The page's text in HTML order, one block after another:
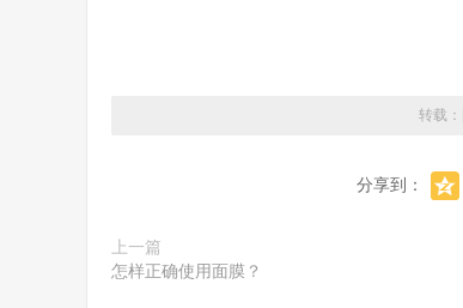
转载：
分享到：
上一篇
怎样正确使用面膜？